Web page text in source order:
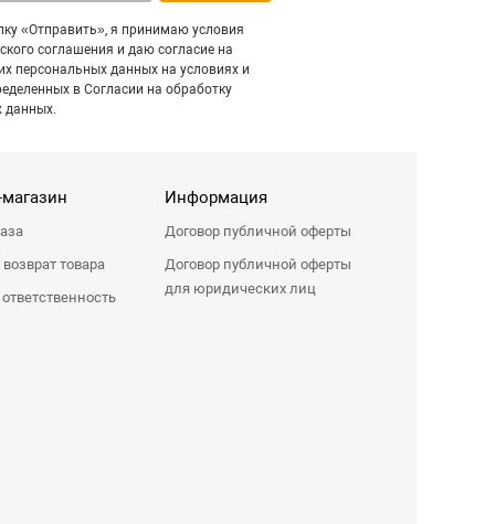
«Отправить», я принимаю условия
соглашения и даю согласие на
персональных данных на условиях и
в Согласии на обработку
данных.
товара
Информация
Договор публичной оферты
Договор публичной оферты
для юридических лиц